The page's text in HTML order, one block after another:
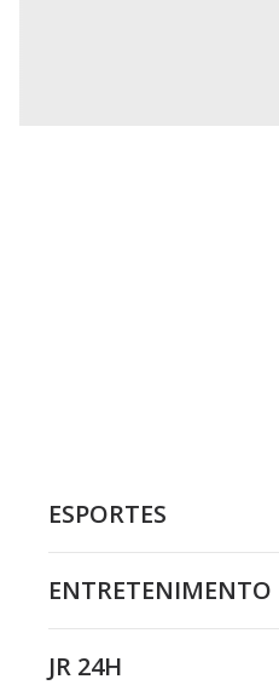
ESPORTES
ENTRETENIMENTO
JR 24H